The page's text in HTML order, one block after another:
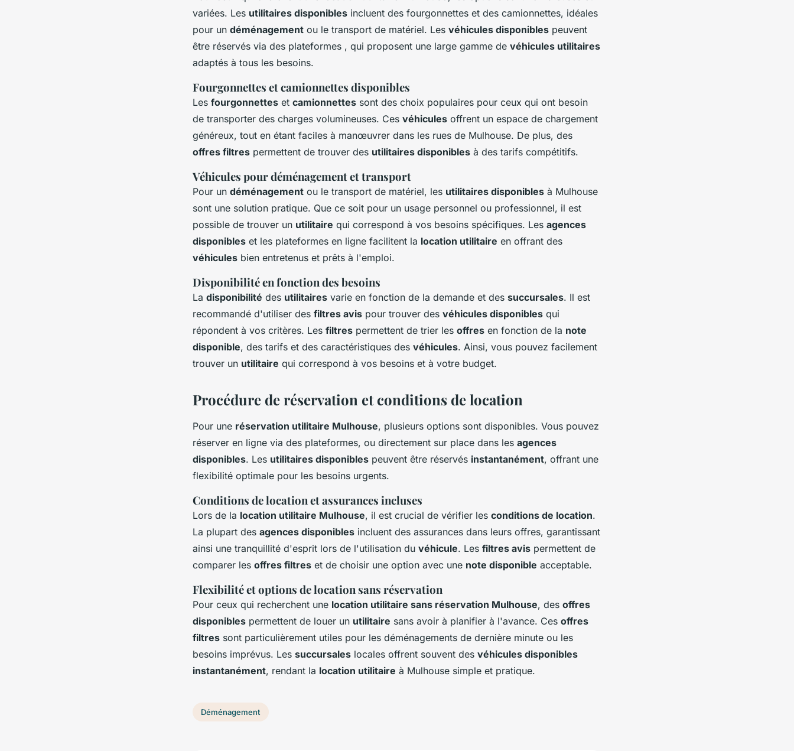
variées. Les utilitaires disponibles incluent des fourgonnettes et des camionnettes, idéales
pour un déménagement ou le transport de matériel. Les véhicules disponibles peuvent
être réservés via des plateformes , qui proposent une large gamme de véhicules utilitaires
adaptés à tous les besoins.
Fourgonnettes et camionnettes disponibles
Les fourgonnettes et camionnettes sont des choix populaires pour ceux qui ont besoin
de transporter des charges volumineuses. Ces véhicules offrent un espace de chargement
généreux, tout en étant faciles à manœuvrer dans les rues de Mulhouse. De plus, des
offres filtres permettent de trouver des utilitaires disponibles à des tarifs compétitifs.
Véhicules pour déménagement et transport
Pour un déménagement ou le transport de matériel, les utilitaires disponibles à Mulhouse
sont une solution pratique. Que ce soit pour un usage personnel ou professionnel, il est
possible de trouver un utilitaire qui correspond à vos besoins spécifiques. Les agences
disponibles et les plateformes en ligne facilitent la location utilitaire en offrant des
véhicules bien entretenus et prêts à l'emploi.
Disponibilité en fonction des besoins
La disponibilité des utilitaires varie en fonction de la demande et des succursales. Il est
recommandé d'utiliser des filtres avis pour trouver des véhicules disponibles qui
répondent à vos critères. Les filtres permettent de trier les offres en fonction de la note
disponible, des tarifs et des caractéristiques des véhicules. Ainsi, vous pouvez facilement
trouver un utilitaire qui correspond à vos besoins et à votre budget.
Procédure de réservation et conditions de location
Pour une réservation utilitaire Mulhouse, plusieurs options sont disponibles. Vous pouvez
réserver en ligne via des plateformes, ou directement sur place dans les agences
disponibles. Les utilitaires disponibles peuvent être réservés instantanément, offrant une
flexibilité optimale pour les besoins urgents.
Conditions de location et assurances incluses
Lors de la location utilitaire Mulhouse, il est crucial de vérifier les conditions de location.
La plupart des agences disponibles incluent des assurances dans leurs offres, garantissant
ainsi une tranquillité d'esprit lors de l'utilisation du véhicule. Les filtres avis permettent de
comparer les offres filtres et de choisir une option avec une note disponible acceptable.
Flexibilité et options de location sans réservation
Pour ceux qui recherchent une location utilitaire sans réservation Mulhouse, des offres
disponibles permettent de louer un utilitaire sans avoir à planifier à l'avance. Ces offres
filtres sont particulièrement utiles pour les déménagements de dernière minute ou les
besoins imprévus. Les succursales locales offrent souvent des véhicules disponibles
instantanément, rendant la location utilitaire à Mulhouse simple et pratique.
Déménagement